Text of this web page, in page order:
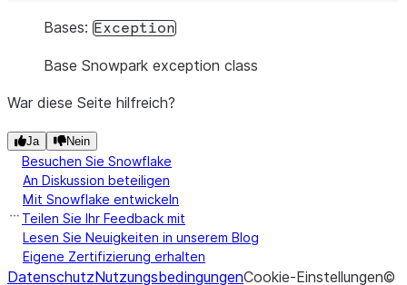
Bases: Exception
Base Snowpark exception class
War diese Seite hilfreich?
Ja Nein
Besuchen Sie Snowflake
An Diskussion beteiligen
Mit Snowflake entwickeln
Teilen Sie Ihr Feedback mit
Lesen Sie Neuigkeiten in unserem Blog
Eigene Zertifizierung erhalten
DatenschutzNutzungsbedingungenCookie-Einstellungen©